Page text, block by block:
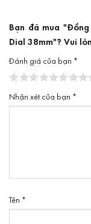
Bạn đã mua
Dial 38mm"? Vui
Đánh giá của bạn *
Nhận xét của bạn *
Tên *